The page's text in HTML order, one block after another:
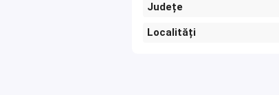
Județe
Localități